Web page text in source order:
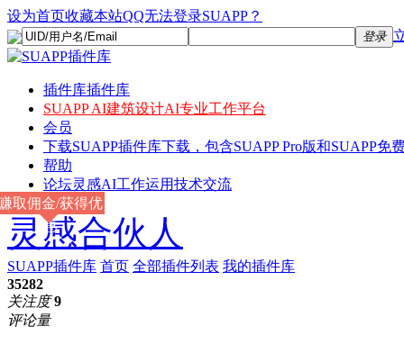
设为首页收藏本站QQ无法登录SUAPP？
登录
插件库插件库
SUAPP AI建筑设计AI专业工作平台
会员
下载SUAPP插件库下载，包含SUAPP Pro版和SUAPP免
帮助
论坛灵感AI工作运用技术交流
灵感合伙人
取佣金/获得优
惠
SUAPP插件库 首页 全部插件列表 我的插件库
35282
关注度 9
评论量